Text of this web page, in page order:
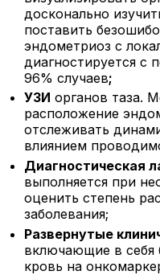
досконально
поставить
эндометриоз с
диагностируется
96% случаев;
УЗИ органов таза.
расположение
отслеживать
влиянием
Диагностическая
выполняется при
оценить степень
заболевания;
Развернутые
включающие в себя
кровь на